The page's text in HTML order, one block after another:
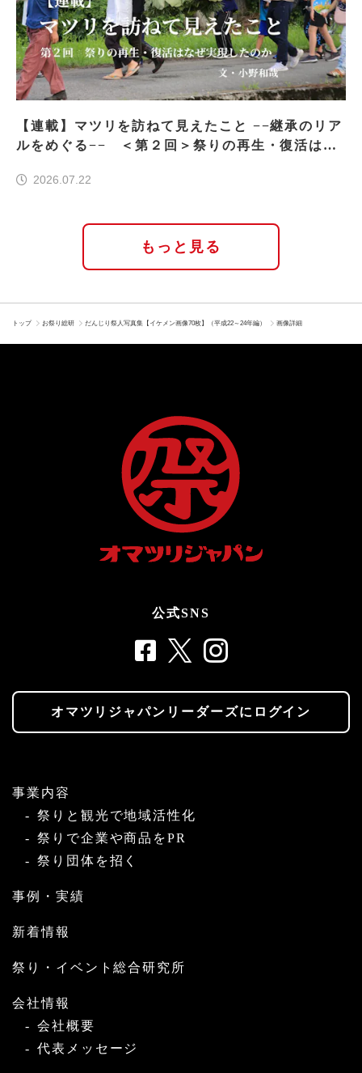
【連載】マツリを訪ねて見えたこと −−継承のリア
ルをめぐる−− ＜第２回＞祭りの再生・復活はな
2026.07.22
もっと見る
トップ お祭り総研 だんじり祭人写真集【イケメン画像70枚】（平成22～24年編） 画像詳細
公式SNS
オマツリジャパンリーダーズにログイン
事業内容
祭りと観光で地域活性化
祭りで企業や商品をPR
祭り団体を招く
事例・実績
新着情報
祭り・イベント総合研究所
会社情報
会社概要
代表メッセージ